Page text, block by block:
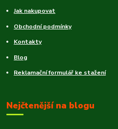
Jak nakupovat
Obchodní podmínky
Kontakty
Blog
Reklamační formulář ke stažení
Nejčtenější na blogu